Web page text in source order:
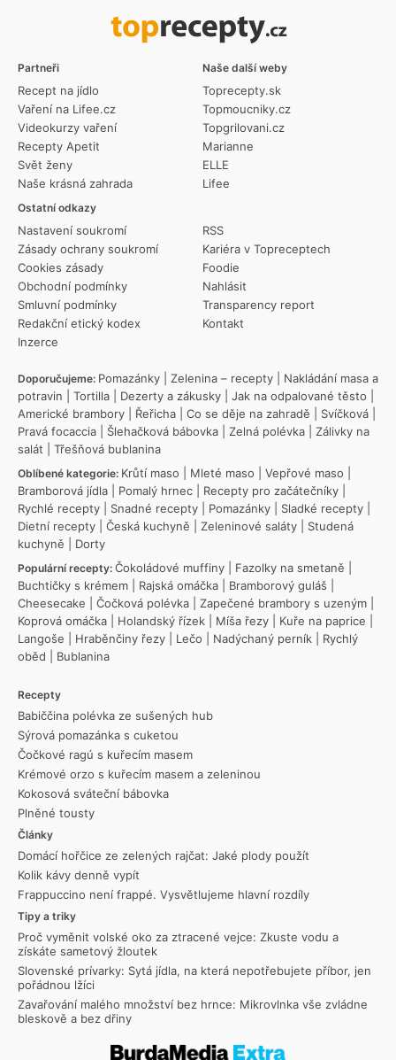
Partneři
Recept na jídlo
Vaření na Lifee.cz
Videokurzy vaření
Recepty Apetit
Svět ženy
Naše krásná zahrada
Ostatní odkazy
Nastavení soukromí
Zásady ochrany soukromí
Cookies zásady
Obchodní podmínky
Smluvní podmínky
Redakční etický kodex
Inzerce
RSS
Kariéra v Topreceptech
Foodie
Nahlásit
Transparency report
Kontakt
Naše další weby
Toprecepty.sk
Topmoucniky.cz
Topgrilovani.cz
Marianne
ELLE
Lifee
Doporučujeme: Pomazánky Zelenina – recepty
Nakládání masa a
potravin
Tortilla Dezerty a zákusky Jak na odpalované těsto
Americké brambory
Řeřicha Co se děje na zahradě Svíčková
Pravá focaccia
Šlehačková bábovka Zelná polévka
Zálivky na
salát
Třešňová bublanina
Oblíbené kategorie: Krůtí maso Mleté maso Vepřové maso
Bramborová jídla
Pomalý hrnec Recepty pro začátečníky
Rychlé recepty
Snadné recepty Pomazánky Sladké recepty
Dietní recepty
Česká kuchyně Zeleninové saláty
Studená
kuchyně
Dorty
Populární recepty: Čokoládové muffiny Fazolky na smetaně
Buchtičky s krémem
Rajská omáčka Bramborový guláš
Cheesecake
Čočková polévka Zapečené brambory s uzeným
Koprová omáčka
Holandský řízek Míša řezy Kuře na paprice
Langoše
Hraběnčiny řezy Lečo Nadýchaný perník
Rychlý
oběd
Bublanina
Recepty
Babiččina polévka ze sušených hub
Sýrová pomazánka s cuketou
Čočkové ragú s kuřecím masem
Krémové orzo s kuřecím masem a zeleninou
Kokosová sváteční bábovka
Plněné tousty
Články
Domácí hořčice ze zelených rajčat: Jaké plody použít
Kolik kávy denně vypít
Frappuccino není frappé. Vysvětlujeme hlavní rozdíly
Tipy a triky
Proč vyměnit volské oko za ztracené vejce: Zkuste vodu a
získáte sametový žloutek
Slovenské prívarky: Sytá jídla, na která nepotřebujete příbor, jen
pořádnou lžíci
Zavařování malého množství bez hrnce: Mikrovlnka vše zvládne
bleskově a bez dřiny